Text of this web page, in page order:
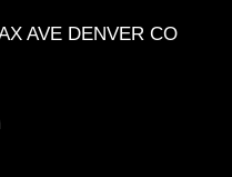
AVE DENVER CO